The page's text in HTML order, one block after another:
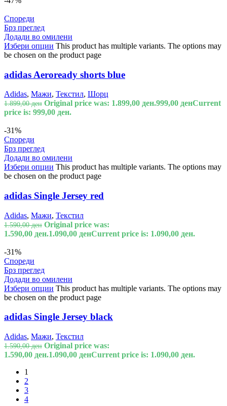
Спореди
Брз преглед
Додади во омилени
Избери опции This product has multiple variants. The options may
be chosen on the product page
adidas Aeroready shorts blue
Adidas, Мажи, Текстил, Шорц
1.899,00ден Original price was: 1.899,00 ден.999,00 денCurrent
price is: 999,00 ден.
-31%
Спореди
Брз преглед
Додади во омилени
Избери опции This product has multiple variants. The options may
be chosen on the product page
adidas Single Jersey red
Adidas, Мажи, Текстил
1.590,00ден Original price was:
1.590,00 ден.1.090,00 денCurrent price is: 1.090,00 ден.
-31%
Спореди
Брз преглед
Додади во омилени
Избери опции This product has multiple variants. The options may
be chosen on the product page
adidas Single Jersey black
Adidas, Мажи, Текстил
1.590,00ден Original price was:
1.590,00 ден.1.090,00 денCurrent price is: 1.090,00 ден.
1
2
3
4